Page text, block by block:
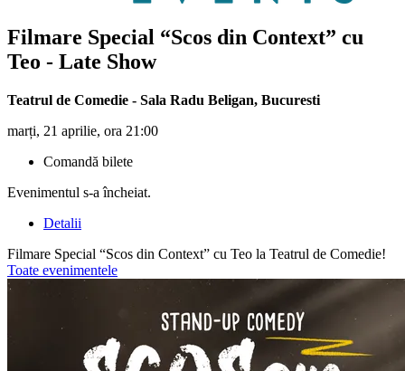
Filmare Special “Scos din Context” cu
Teo - Late Show
Teatrul de Comedie - Sala Radu Beligan, Bucuresti
marți, 21 aprilie, ora 21:00
Comandă bilete
Evenimentul s-a încheiat.
Detalii
Filmare Special “Scos din Context” cu Teo la Teatrul de Comedie!
Toate evenimentele